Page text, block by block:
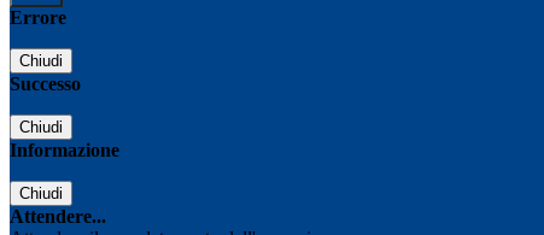
Errore
Chiudi
Successo
Chiudi
Informazione
Chiudi
Attendere...